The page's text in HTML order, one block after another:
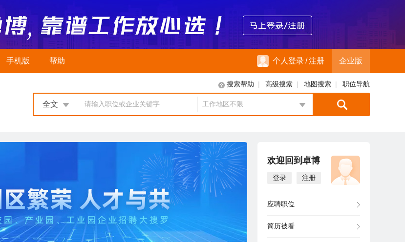
手机版 帮助 个人登录/注册 企业版
搜索帮助 | 高级搜索 | 地图搜索 | 职位导航
请输入职位或企业关键字
全文 工作地区不限
欢迎回到卓博
登录 注册
应聘职位
简历被看